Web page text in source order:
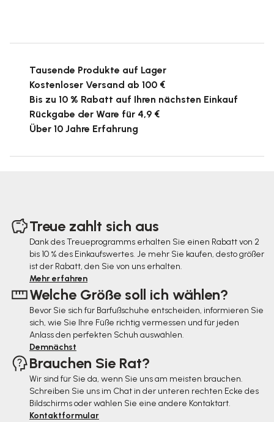
Tausende Produkte auf Lager
Kostenloser Versand ab 100 €
Bis zu 10 % Rabatt auf Ihren nächsten Einkauf
Rückgabe der Ware für 4,9 €
Über 10 Jahre Erfahrung
Treue zahlt sich aus
Dank des Treueprogramms erhalten Sie einen Rabatt von 2
bis 10 % des Einkaufswertes. Je mehr Sie kaufen, desto größer
ist der Rabatt, den Sie von uns erhalten.
Mehr erfahren
Welche Größe soll ich wählen?
Bevor Sie sich für Barfußschuhe entscheiden, informieren Sie
sich, wie Sie Ihre Füße richtig vermessen und für jeden
Anlass den perfekten Schuh auswählen.
Demnächst
Brauchen Sie Rat?
Wir sind für Sie da, wenn Sie uns am meisten brauchen.
Schreiben Sie uns im Chat in der unteren rechten Ecke des
Bildschirms oder wählen Sie eine andere Kontaktart.
Kontaktformular